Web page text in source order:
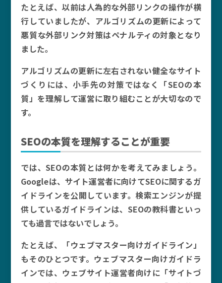
たとえば、以前は人為的な外部リンクの操作が横
行していましたが、アルゴリズムの更新によって
悪質な外部リンク対策はペナルティの対象となり
ました。
アルゴリズムの更新に左右されない健全なサイト
づくりには、小手先の対策ではなく「SEOの本
質」を理解して運営に取り組むことが大切なので
す。
SEOの本質を理解することが重要
では、SEOの本質とは何かを考えてみましょう。
Googleは、サイト運営者に向けてSEOに関するガ
イドラインを公開しています。検索エンジンが提
供しているガイドラインは、SEOの教科書といっ
ても過言ではないでしょう。
たとえば、「ウェブマスター向けガイドライン」
もそのひとつです。ウェブマスター向けガイドラ
インでは、ウェブサイト運営者向けに「サイトづ